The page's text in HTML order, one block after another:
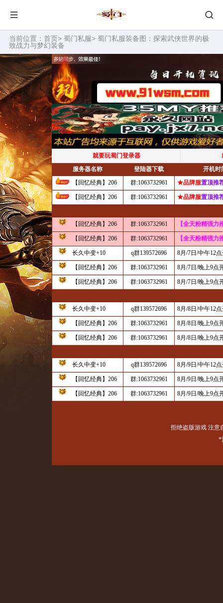
当前位置： 首页> 蜀门私服> 蜀门私服装备图：探索武侠世界的极
致战力与梦幻装备